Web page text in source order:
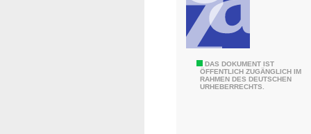
DAS DOKUMENT IST
ÖFFENTLICH ZUGÄNGLICH IM
RAHMEN DES DEUTSCHEN
URHEBERRECHTS.